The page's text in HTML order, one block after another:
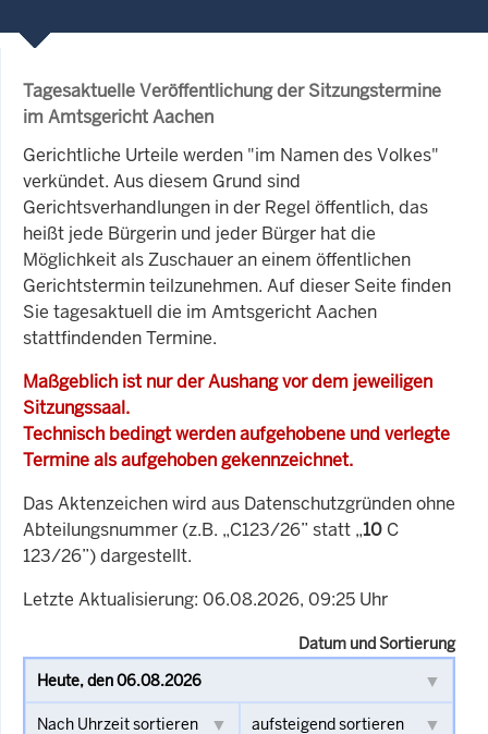
Tagesaktuelle Veröffentlichung der Sitzungstermine
im Amtsgericht Aachen
Gerichtliche Urteile werden "im Namen des Volkes"
verkündet. Aus diesem Grund sind
Gerichtsverhandlungen in der Regel öffentlich, das
heißt jede Bürgerin und jeder Bürger hat die
Möglichkeit als Zuschauer an einem öffentlichen
Gerichtstermin teilzunehmen. Auf dieser Seite finden
Sie tagesaktuell die im Amtsgericht Aachen
stattfindenden Termine.
Maßgeblich ist nur der Aushang vor dem jeweiligen
Sitzungssaal.
Technisch bedingt werden aufgehobene und verlegte
Termine als aufgehoben gekennzeichnet.
Das Aktenzeichen wird aus Datenschutzgründen ohne
Abteilungsnummer (z.B. „C123/26” statt „10 C
123/26”) dargestellt.
Letzte Aktualisierung: 06.08.2026, 09:25 Uhr
Datum und Sortierung